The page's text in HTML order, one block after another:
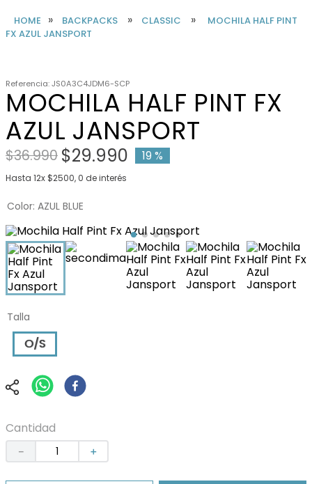
BACKPACKS CLASSIC
MOCHILA HALF PINT
FX AZUL JANSPORT
Referencia:JS0A3C4JDM6-SCP
MOCHILA HALF PINT FX
AZUL JANSPORT
$36.990 $29.990 19 %
Hasta 12x $2500, 0 de interés
Color AZUL BLUE
Talla
O/S
Cantidad
＋
－